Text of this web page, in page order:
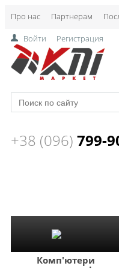
Про нас Партнерам
Войти Регистрация
+38 (096) 799-
Комп'ютери